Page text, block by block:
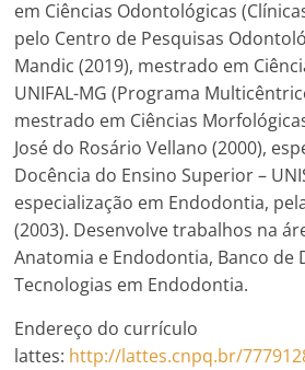
em Ciências Odontológicas
pelo Centro de Pesquisas
Mandic (2019), mestrado em
UNIFAL-MG (Programa
mestrado em Ciências
José do Rosário Vellano (2000),
Docência do Ensino Superior –
especialização em Endodontia,
(2003). Desenvolve trabalhos na
Anatomia e Endodontia, Banco de
Tecnologias em Endodontia.
Endereço do currículo
lattes: http://lattes.cnpq.br/